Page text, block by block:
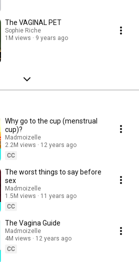
The VAGINAL PET
Sophie Riche
1M views
9 years ago
Why go to the cup (menstrual
cup)?
Madmoizelle
2.2M views
12 years ago
CC
The worst things to say before
sex
Madmoizelle
1.5M views
11 years ago
CC
The Vagina Guide
Madmoizelle
4M views
12 years ago
CC